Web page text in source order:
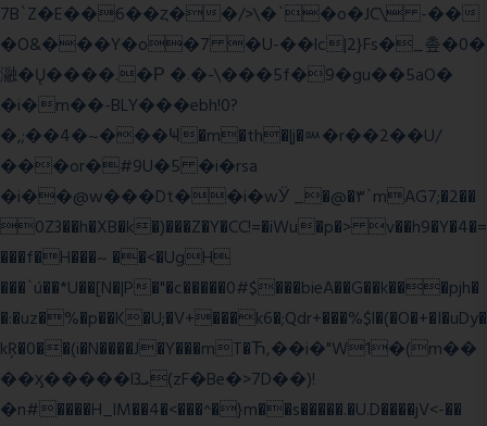
7B`Z�E��6��ȥ��/>\�`�o�JC\ -��
�O&���Y�o�7 �U-��lc|2}Fs�_촢�0�
瀜�Ų����.�Ρ �.�-\���5f�9�gu��5aO�
�i�m��-BLY���ebh!0?
�,;��4�~���Ҹ�m�th�|j�ᇞ�r��2��U/
���or�#9U�5 �i�rsa
�i��@w���Dt��i�wӰ _�@�٣`mAG7;�2��
0Z3��h�XB�k�)���Z�Y�CC!=�iWu�p�> v��h9�Y�4�=
���f�H���~ ��<�UgH
���`ú��*U��[N�|P�"�c�����0#$���bieA��G��k���pjh�
�:�uz�%�p��K�U;�V+���k6�;Qdr+���%$l�(�O�+�I�uDy�
kŖ�0��(i�N����J�Y���mT�Ћ,��i�"W1�(m��
��ӽ�����l3ܝ(zF�Be�>7D��)!
�n#����H_lM��4�<���^�}m��s�����.�U.D����jV<-��